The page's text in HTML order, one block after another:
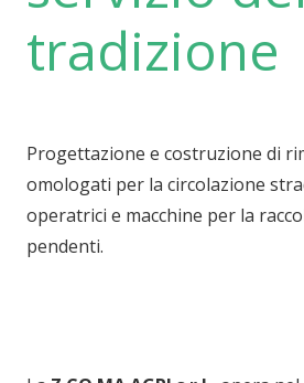
tradizione
Progettazione e costruzione di
omologati per la circolazione
operatrici e macchine per la
pendenti.